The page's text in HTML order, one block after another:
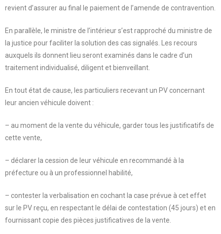
revient d’assurer au final le paiement de l’amende de contravention.
En parallèle, le ministre de l’intérieur s’est rapproché du ministre de
la justice pour faciliter la solution des cas signalés. Les recours
auxquels ils donnent lieu seront examinés dans le cadre d’un
traitement individualisé, diligent et bienveillant.
En tout état de cause, les particuliers recevant un PV concernant
leur ancien véhicule doivent :
– au moment de la vente du véhicule, garder tous les justificatifs de
cette vente,
– déclarer la cession de leur véhicule en recommandé à la
préfecture ou à un professionnel habilité,
– contester la verbalisation en cochant la case prévue à cet effet
sur le PV reçu, en respectant le délai de contestation (45 jours) et en
fournissant copie des pièces justificatives de la vente.